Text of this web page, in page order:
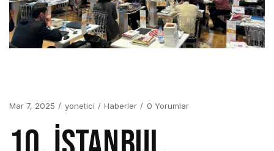
Mar 7, 2025 yonetici Haberler 0 Yorumlar